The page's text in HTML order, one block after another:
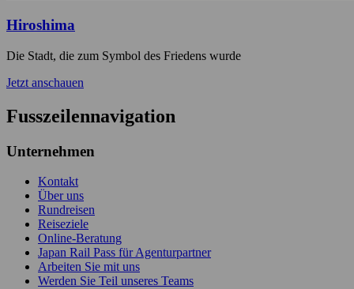
Hiroshima
Die Stadt, die zum Symbol des Friedens wurde
Jetzt anschauen
Fusszeilennavigation
Unternehmen
Kontakt
Über uns
Rundreisen
Reiseziele
Online-Beratung
Japan Rail Pass für Agenturpartner
Arbeiten Sie mit uns
Werden Sie Teil unseres Teams